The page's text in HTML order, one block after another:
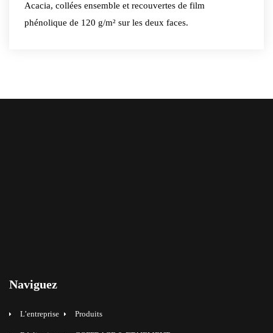
Acacia, collées ensemble et recouvertes de film
phénolique de 120 g/m² sur les deux faces.
Naviguez
L’entreprise Produits